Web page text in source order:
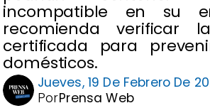
incompatible en su
recomienda verificar
certificada para
domésticos.
Jueves, 19 De Febrero De
Prensa Web
Por